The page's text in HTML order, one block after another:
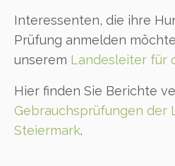
Interessenten, die ihre
Prüfung anmelden
unserem Landesleiter für
Hier finden Sie Berichte
Gebrauchsprüfungen der
Steiermark.